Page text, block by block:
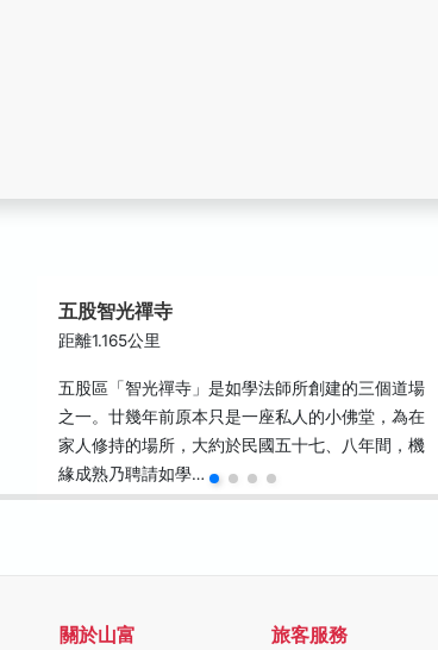
五股智光禪寺
距離1.165公里
五股區「智光禪寺」是如學法師所創建的三個道場
之一。廿幾年前原本只是一座私人的小佛堂，為在
家人修持的場所，大約於民國五十七、八年間，機
緣成熟乃聘請如學…
關於山富 旅客服務